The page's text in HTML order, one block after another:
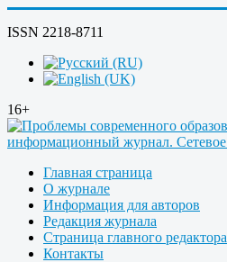
ISSN 2218-8711
16+
Главная страница
О журнале
Информация для авторов
Редакция журнала
Страница главного редактора
Контакты